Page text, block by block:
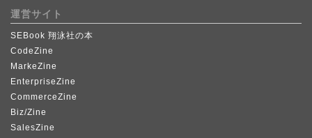
運営サイト
SEBook 翔泳社の本
CodeZine
MarkeZine
EnterpriseZine
CommerceZine
Biz/Zine
SalesZine